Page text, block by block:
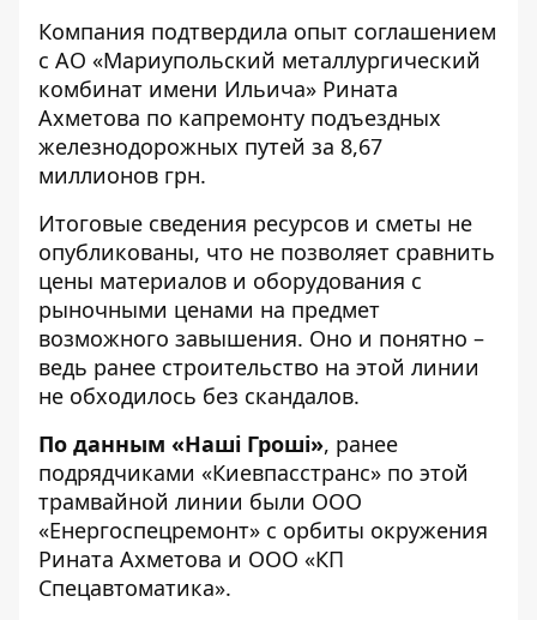
Компания подтвердила опыт соглашением
с АО «Мариупольский металлургический
комбинат имени Ильича» Рината
Ахметова по капремонту подъездных
железнодорожных путей за 8,67
миллионов грн.
Итоговые сведения ресурсов и сметы не
опубликованы, что не позволяет сравнить
цены материалов и оборудования с
рыночными ценами на предмет
возможного завышения. Оно и понятно –
ведь ранее строительство на этой линии
не обходилось без скандалов.
По данным «Наші Гроші», ранее
подрядчиками «Киевпасстранс» по этой
трамвайной линии были ООО
«Енергоспецремонт» с орбиты окружения
Рината Ахметова и ООО «КП
Спецавтоматика».